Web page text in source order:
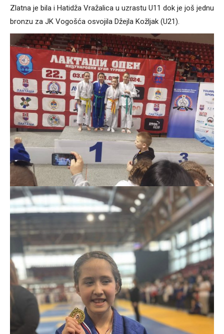
Zlatna je bila i Hatidža Vražalica u uzrastu U11 dok je još jednu
bronzu za JK Vogošća osvojila Džejla Kožljak (U21).